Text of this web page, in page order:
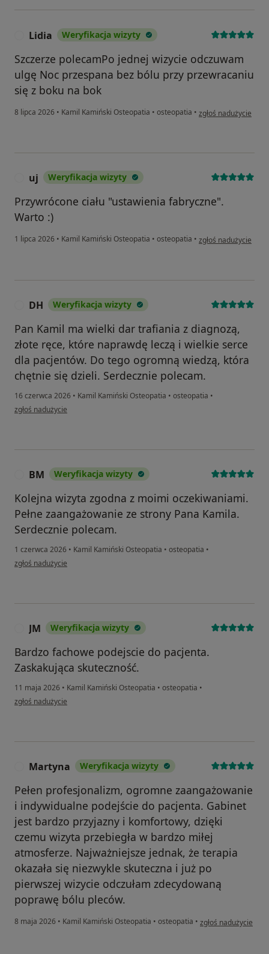
Lidia Weryfikacja wizyty
Szczerze polecamPo jednej wizycie odczuwam
ulgę Noc przespana bez bólu przy przewracaniu
się z boku na bok
8 lipca 2026 • Kamil Kamiński Osteopatia • osteopatia • w opinii użytkownika
zgłoś nadużycie
uj Weryfikacja wizyty
Przywrócone ciału "ustawienia fabryczne".
Warto :)
1 lipca 2026 • Kamil Kamiński Osteopatia • osteopatia • w opinii użytkownika
zgłoś nadużycie
DH Weryfikacja wizyty
Pan Kamil ma wielki dar trafiania z diagnozą,
złote ręce, które naprawdę leczą i wielkie serce
dla pacjentów. Do tego ogromną wiedzą, która
chętnie się dzieli. Serdecznie polecam.
16 czerwca 2026 • Kamil Kamiński Osteopatia • osteopatia •
w opinii użytkownika DH
zgłoś nadużycie
BM Weryfikacja wizyty
Kolejna wizyta zgodna z moimi oczekiwaniami.
Pełne zaangażowanie ze strony Pana Kamila.
Serdecznie polecam.
1 czerwca 2026 • Kamil Kamiński Osteopatia • osteopatia •
w opinii użytkownika BM
zgłoś nadużycie
JM Weryfikacja wizyty
Bardzo fachowe podejscie do pacjenta.
Zaskakująca skuteczność.
11 maja 2026 • Kamil Kamiński Osteopatia • osteopatia •
w opinii użytkownika JM
zgłoś nadużycie
Martyna Weryfikacja wizyty
Pełen profesjonalizm, ogromne zaangażowanie
i indywidualne podejście do pacjenta. Gabinet
jest bardzo przyjazny i komfortowy, dzięki
czemu wizyta przebiegła w bardzo miłej
atmosferze. Najważniejsze jednak, że terapia
okazała się niezwykle skuteczna i już po
pierwszej wizycie odczułam zdecydowaną
poprawę bólu pleców.
8 maja 2026 • Kamil Kamiński Osteopatia • osteopatia • w opinii
zgłoś nadużycie